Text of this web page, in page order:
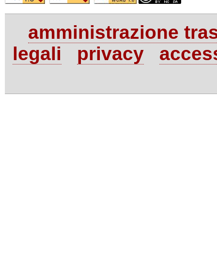
amministrazione
legali
privacy